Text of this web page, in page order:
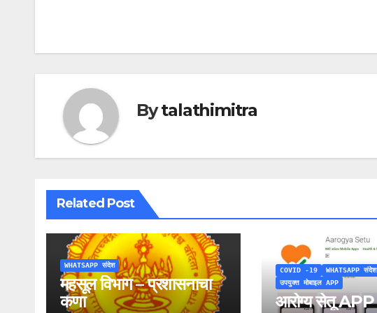
Bytalathimitra
Related Post
WHATSAPP संदेश
महसूल विभाग – प्रशासनाचा
कणा
COVID -19
WHATSAPP संदेश
उपयुक्त मोबाइल APP
आरोग्य सेतू APP